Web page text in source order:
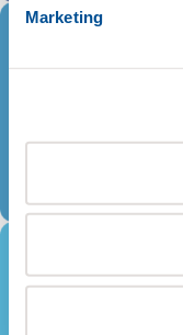
Marketing